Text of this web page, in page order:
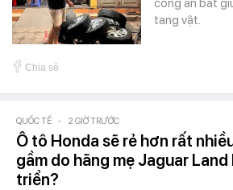
công an bắt
tang vật.
Chia sẻ
QUỐC TẾ - 2 GIỜ TRƯỚC
Ô tô Honda sẽ rẻ hơn rất
gầm do hãng mẹ Jaguar Land
triển?